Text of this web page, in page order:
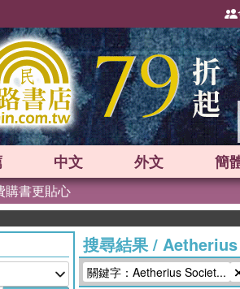
中文 外文 簡
購書更貼心
搜尋結果/
關鍵字：Aetherius Societ...